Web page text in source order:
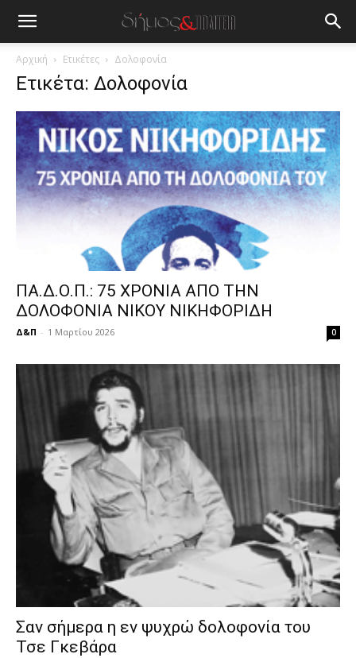
lesbians
very
hot
cam
show. desi
xxx
brandi
lyons
teaches
you
the
meaning
Αρχική Ετικέτες Δολοφονία
Ετικέτα: Δολοφονία
ΠΑ.Δ.Ο.Π.: 75 ΧΡΟΝΙΑ ΑΠΟ ΤΗΝ
ΔΟΛΟΦΟΝΙΑ ΝΙΚΟΥ ΝΙΚΗΦΟΡΙΔΗ
Δ&Π - 1 Μαρτίου 2026 0
Σαν σήμερα η εν ψυχρώ δολοφονία του
Τσε Γκεβάρα